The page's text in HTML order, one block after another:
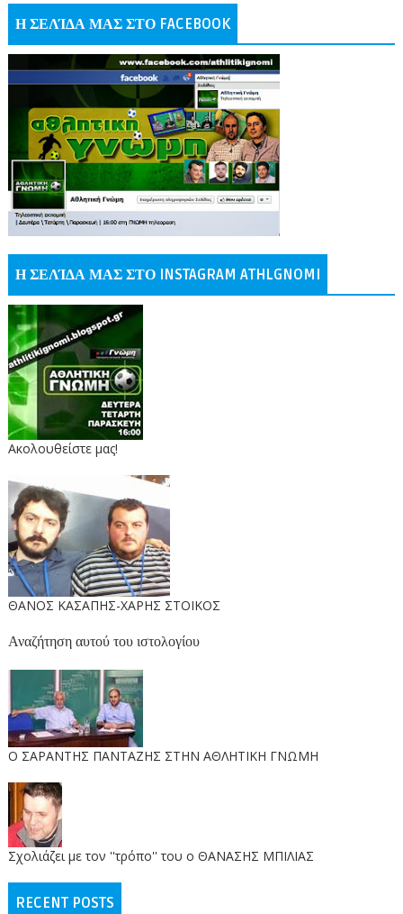
Η ΣΕΛΊΔΑ ΜΑΣ ΣΤΟ FACEBOOK
Η ΣΕΛΊΔΑ ΜΑΣ ΣΤΟ INSTAGRAM ATHLGNOMI
Ακολουθείστε μας!
ΘΑΝΟΣ ΚΑΣΑΠΗΣ-ΧΑΡΗΣ ΣΤΟΙΚΟΣ
Αναζήτηση αυτού του ιστολογίου
O ΣΑΡΑΝΤΗΣ ΠΑΝΤΑΖΗΣ ΣΤΗΝ ΑΘΛΗΤΙΚΗ ΓΝΩΜΗ
Σχολιάζει με τον ''τρόπο'' του ο ΘΑΝΑΣΗΣ ΜΠΙΛΙΑΣ
RECENT POSTS